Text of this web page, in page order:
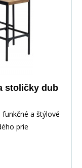
stoličky dub
a štýlové
prie